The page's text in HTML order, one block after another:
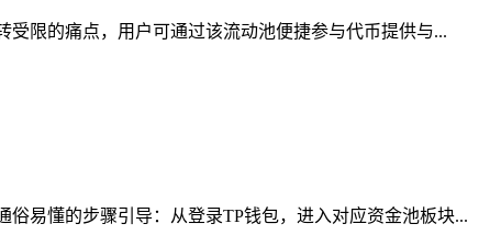
限的痛点，用户可通过该流动池便捷参与代币提供与...
易懂的步骤引导：从登录TP钱包，进入对应资金池板块...